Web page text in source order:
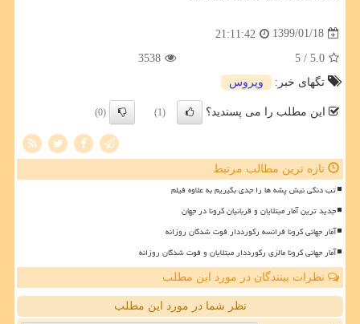
1399/01/18
21:11:42
5.0
/ 5
3538
تگهای خبر:
ویروس
این مطلب را می پسندید؟ (1)
(0)
تازه ترین مطالب مرتبط
تب دنگی نیش پشه ها را جدی بگیریم به علاوه فیلم
جدید ترین آمار مبتلایان و قربانیان کرونا در جهان
آمار جهانی کرونا فرانسه رکورددار فوت شدگان روزانه
آمار جهانی کرونا مالزی رکورددار مبتلایان و فوت شدگان روزانه
نظرات بینندگان در مورد این مطلب
نظر شما در مورد این مطلب